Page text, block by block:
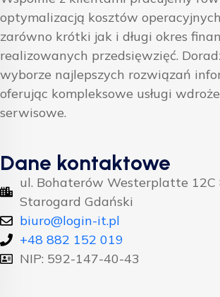
optymalizacją kosztów
zarówno krótki jak i długi okres
realizowanych przedsięwzięć.
wyborze najlepszych rozwiązań
oferując kompleksowe usługi
serwisowe.
Dane kontaktowe
ul. Bohaterów Westerplatte 12C
Starogard Gdański
biuro@login-it.pl
+48 882 152 019
NIP: 592-147-40-43